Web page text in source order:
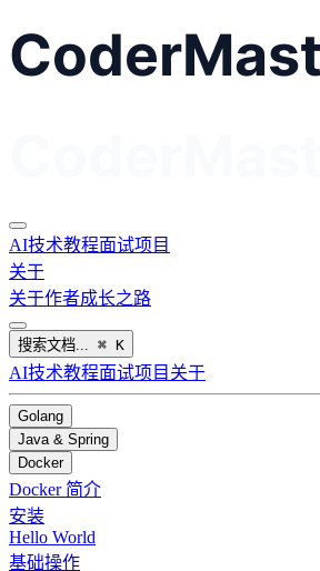
AI技术教程面试项目
关于
关于作者成长之路
搜索文档... ⌘ K
AI技术教程面试项目 关于
Golang
Java & Spring
Docker
Docker 简介
安装
Hello World
基础操作